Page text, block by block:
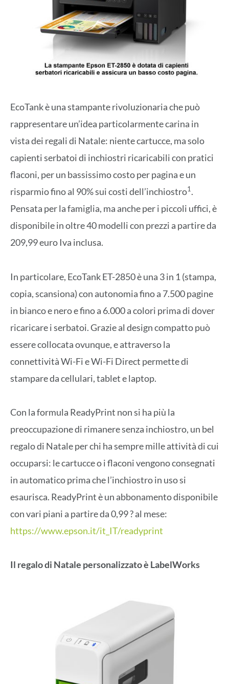
EcoTank è una stampante rivoluzionaria che può
rappresentare un’idea particolarmente carina in
vista dei regali di Natale: niente cartucce, ma solo
capienti serbatoi di inchiostri ricaricabili con pratici
flaconi, per un bassissimo costo per pagina e un
risparmio fino al 90% sui costi dell’inchiostro1.
Pensata per la famiglia, ma anche per i piccoli uffici, è
disponibile in oltre 40 modelli con prezzi a partire da
209,99 euro Iva inclusa.
In particolare, EcoTank ET-2850 è una 3 in 1 (stampa,
copia, scansiona) con autonomia fino a 7.500 pagine
in bianco e nero e fino a 6.000 a colori prima di dover
ricaricare i serbatoi. Grazie al design compatto può
essere collocata ovunque, e attraverso la
connettività Wi-Fi e Wi-Fi Direct permette di
stampare da cellulari, tablet e laptop.
Con la formula ReadyPrint non si ha più la
preoccupazione di rimanere senza inchiostro, un bel
regalo di Natale per chi ha sempre mille attività di cui
occuparsi: le cartucce o i flaconi vengono consegnati
in automatico prima che l’inchiostro in uso si
esaurisca. ReadyPrint è un abbonamento disponibile
con vari piani a partire da 0,99 ? al mese:
https://www.epson.it/it_IT/readyprint
Il regalo di Natale personalizzato è LabelWorks